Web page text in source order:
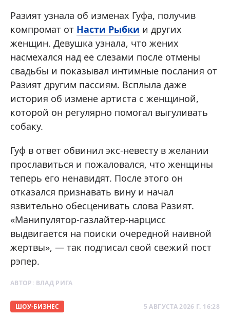
Разият узнала об изменах Гуфа, получив
компромат от Насти Рыбки и других
женщин. Девушка узнала, что жених
насмехался над ее слезами после отмены
свадьбы и показывал интимные послания от
Разият другим пассиям. Всплыла даже
история об измене артиста с женщиной,
которой он регулярно помогал выгуливать
собаку.
Гуф в ответ обвинил экс-невесту в желании
прославиться и пожаловался, что женщины
теперь его ненавидят. После этого он
отказался признавать вину и начал
язвительно обесценивать слова Разият.
«Манипулятор-газлайтер-нарцисс
выдвигается на поиски очередной наивной
жертвы», — так подписал свой свежий пост
рэпер.
АВТОР: ВЛАД РИГА
ШОУ-БИЗНЕС 5 АВГУСТА 2026 Г. 16:28